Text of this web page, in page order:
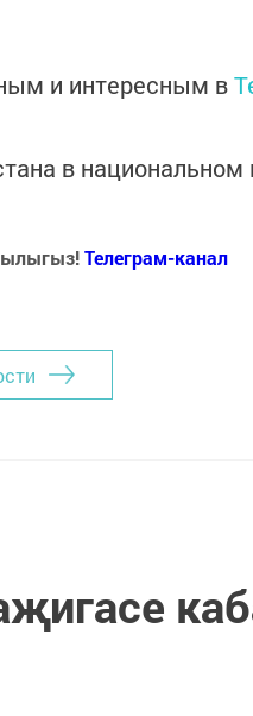
и интересным в
в
Телеграм-канал